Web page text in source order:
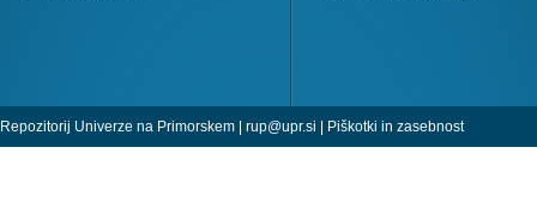
Repozitorij Univerze na Primorskem | rup@upr.si Piškotki in zasebnost